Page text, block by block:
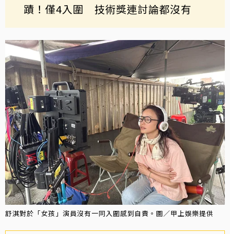
蹟！僅4入圍 技術獎連討論都沒有
舒淇對於「女孩」演員沒有一同入圍感到自責。圖／甲上娛樂提供